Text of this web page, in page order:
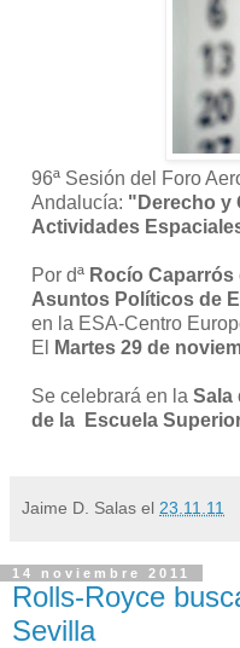
96ª Sesión del Foro
Andalucía: "Derecho y
Actividades
Por dªRocío Caparrós
Asuntos Políticos de
en la ESA-Centro
El
Martes 29 de
Se celebrará en la Sala
de la Escuela
Jaime D. Salas el 23.11.11
14 noviembre 2011
Rolls-Royce
Sevilla